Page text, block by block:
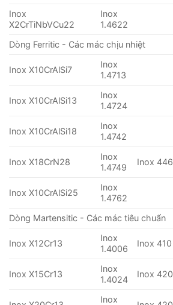
Inox
X2CrTiNbVCu22
Inox
1.4622
Dòng Ferritic - Các mác chịu nhiệt
Inox X10CrAlSi7
Inox
1.4713
Inox X10CrAlSi13
Inox
1.4724
Inox X10CrAlSi18
Inox
1.4742
Inox X18CrN28
Inox
1.4749
Inox 446
Inox X10CrAlSi25
Inox
1.4762
Dòng Martensitic - Các mác tiêu chuẩn
Inox X12Cr13
Inox
1.4006
Inox 410
Inox X15Cr13
Inox
1.4024
Inox 420
Inox